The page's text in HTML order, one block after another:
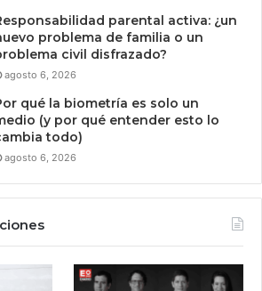
parental activa: ¿un
problema de familia o un
civil disfrazado?
agosto 6, 2026
qué la biometría es solo un
(y por qué entender esto lo
todo)
agosto 6, 2026